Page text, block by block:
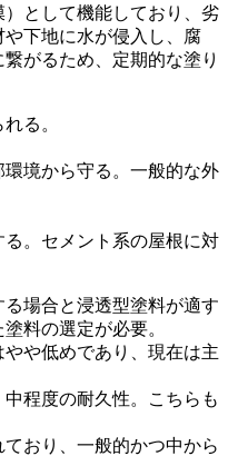
として機能しており、劣
下地に水が侵入し、腐
がるため、定期的な塗り
る。
境から守る。一般的な外
。セメント系の屋根に対
場合と浸透型塗料が適す
料の選定が必要。
やや低めであり、現在は主
程度の耐久性。こちらも
おり、一般的かつ中から